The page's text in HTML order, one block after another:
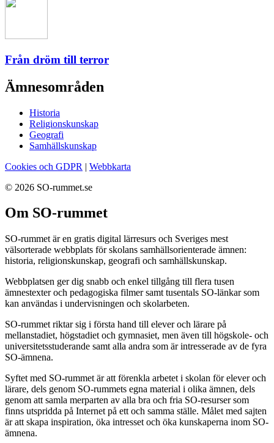
Från dröm till terror
Ämnesområden
Historia
Religionskunskap
Geografi
Samhällskunskap
Cookies och GDPR | Webbkarta
© 2026 SO-rummet.se
Om SO-rummet
SO-rummet är en gratis digital lärresurs och Sveriges mest
välsorterade webbplats för skolans samhällsorienterade ämnen:
historia, religionskunskap, geografi och samhällskunskap.
Webbplatsen ger dig snabb och enkel tillgång till flera tusen
ämnestexter och pedagogiska filmer samt tusentals SO-länkar som
kan användas i undervisningen och skolarbeten.
SO-rummet riktar sig i första hand till elever och lärare på
mellanstadiet, högstadiet och gymnasiet, men även till högskole- och
universitetsstuderande samt alla andra som är intresserade av de fyra
SO-ämnena.
Syftet med SO-rummet är att förenkla arbetet i skolan för elever och
lärare, dels genom SO-rummets egna material i olika ämnen, dels
genom att samla merparten av alla bra och fria SO-resurser som
finns utspridda på Internet på ett och samma ställe. Målet med sajten
är att skapa inspiration, öka intresset och öka kunskaperna inom SO-
ämnena.